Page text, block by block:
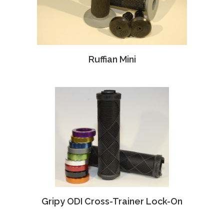
Ruffian Mini
Gripy ODI Cross-Trainer Lock-On